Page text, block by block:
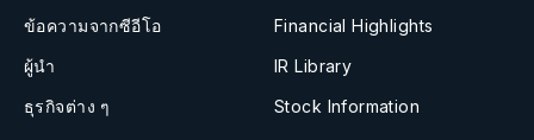
ข้อความจากซีอีโอ
ผู้นำ
ธุรกิจต่าง ๆ
Financial Highlights
IR Library
Stock Information